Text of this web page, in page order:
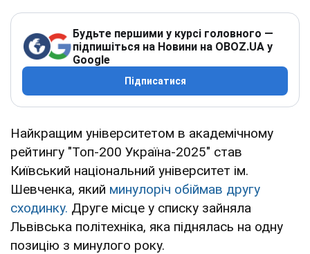
Будьте першими у курсі головного —
підпишіться на Новини на OBOZ.UA у
Google
Підписатися
Найкращим університетом в академічному
рейтингу "Топ-200 Україна-2025" став
Київський національний університет ім.
Шевченка, який минулоріч обіймав другу
сходинку. Друге місце у списку зайняла
Львівська політехніка, яка піднялась на одну
позицію з минулого року.